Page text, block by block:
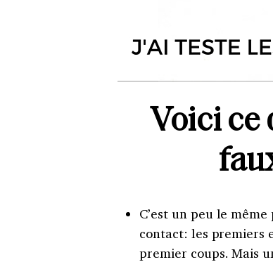
Voici ce
C’est un peu le
contact: les premiers
premier coups. Mais